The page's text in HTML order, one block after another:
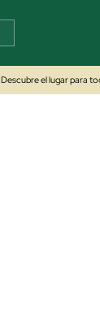
Descubre el lugar para